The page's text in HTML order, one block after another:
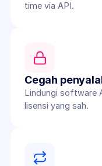
time via API.
Cegah
Lindungi software
lisensi yang sah.